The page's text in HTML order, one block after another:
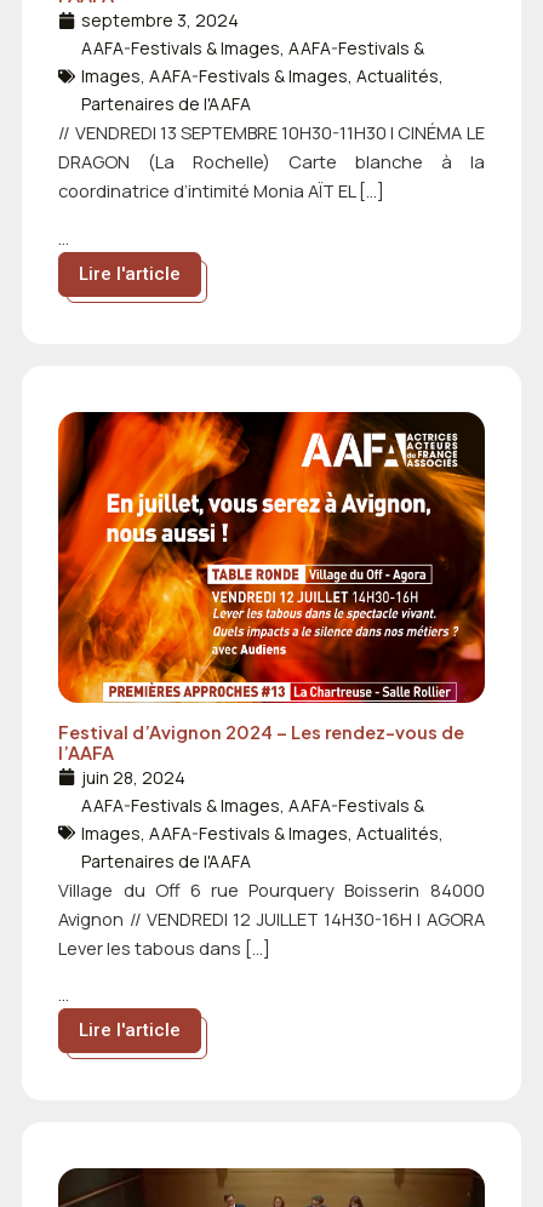
septembre 3, 2024
AAFA-Festivals & Images,AAFA-Festivals &
Images,AAFA-Festivals & Images,Actualités,
Partenaires de l'AAFA
// VENDREDI 13 SEPTEMBRE 10H30-11H30 | CINÉMA LE
DRAGON (La Rochelle) Carte blanche à la
coordinatrice d’intimité Monia AÏT EL […]
Lire l'article
Festival d’Avignon 2024 – Les rendez-vous de
l’AAFA
juin 28, 2024
AAFA-Festivals & Images ,AAFA-Festivals &
Images ,AAFA-Festivals & Images ,Actualités
Partenaires de l'AAFA
Village du Off 6 rue Pourquery Boisserin 84000
Avignon // VENDREDI 12 JUILLET 14H30-16H | AGORA
Lever les tabous dans […]
...
Lire l'article